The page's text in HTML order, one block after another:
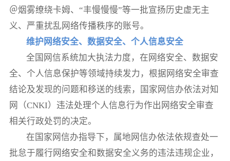
＠烟雾缭绕卡姆、“丰慢慢慢”等一批宣扬历史虚无主
义、严重扰乱网络传播秩序的账号。
维护网络安全、数据安全、个人信息安全
全国网信系统加大执法力度，在网络安全、数据安
全、个人信息保护等领域持续发力，根据网络安全审查
结论及发现的问题和移送的线索，国家网信办依法对知
网（CNKI）违法处理个人信息行为作出网络安全审查
相关行政处罚的决定。
在国家网信办指导下，属地网信办依法依规查处一
批怠于履行网络安全和数据安全义务的违法违规企业，